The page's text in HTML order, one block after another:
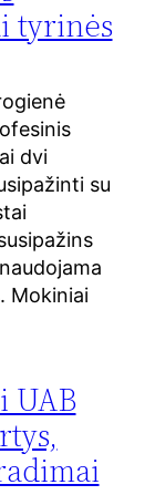
tyrinės
dvi
su
Mokiniai
UAB